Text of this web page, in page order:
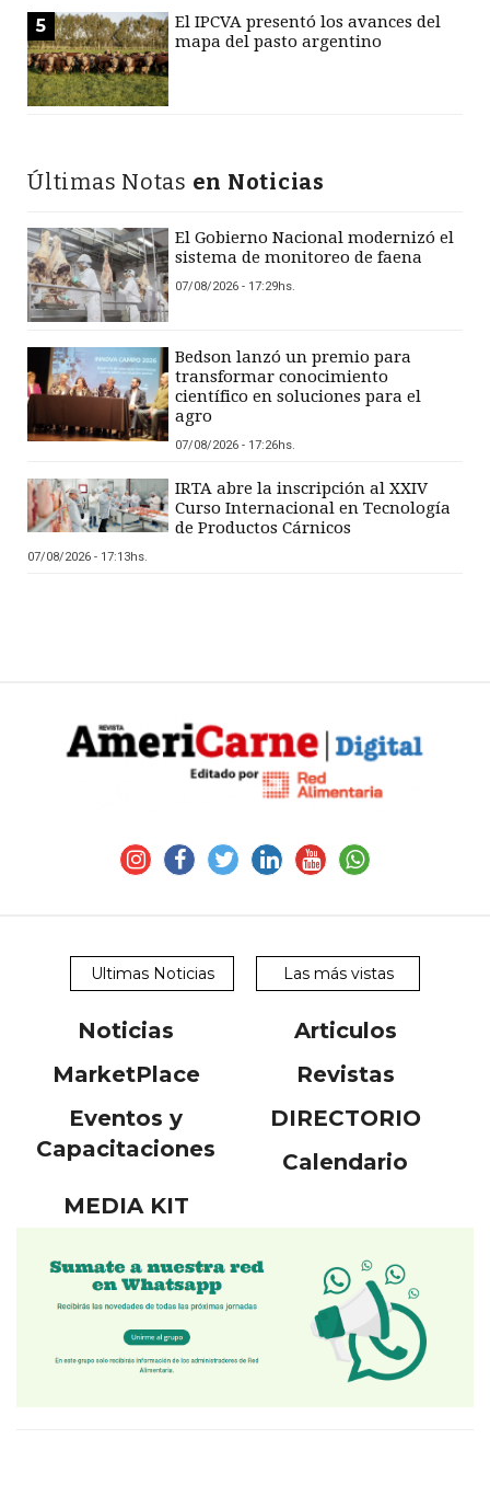
5
El IPCVA presentó los avances del
mapa del pasto argentino
Últimas Notas en Noticias
El Gobierno Nacional modernizó el
sistema de monitoreo de faena
07/08/2026 - 17:29hs.
Bedson lanzó un premio para
transformar conocimiento
científico en soluciones para el
agro
07/08/2026 - 17:26hs.
IRTA abre la inscripción al XXIV
Curso Internacional en Tecnología
de Productos Cárnicos
07/08/2026 - 17:13hs.
Ultimas Noticias Las más vistas
Noticias
Articulos
MarketPlace
Revistas
Eventos y
Capacitaciones
DIRECTORIO
Calendario
MEDIA KIT